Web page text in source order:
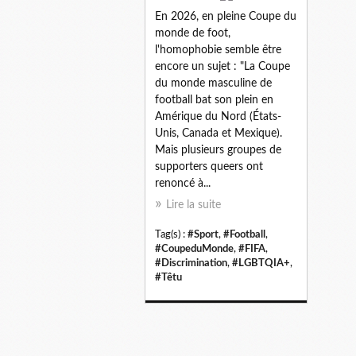
En 2026, en pleine Coupe du
monde de foot,
l'homophobie semble être
encore un sujet : "La Coupe
du monde masculine de
football bat son plein en
Amérique du Nord (États-
Unis, Canada et Mexique).
Mais plusieurs groupes de
supporters queers ont
renoncé à...
Lire la suite
Tag(s) : #Sport, #Football ,
#CoupeduMonde, #FIFA,
#Discrimination, #LGBTQIA+,
#Têtu